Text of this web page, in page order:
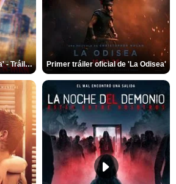
'Spider-Man Un Nuevo Día' - Tráiler oficial subtitulado Primer tráiler oficial de 'La Odisea'